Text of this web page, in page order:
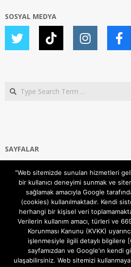
SOSYAL MEDYA
Search
SAYFALAR
Gizlilik ve Çerezler (Cookies) Politikası
Hakkımızda
İletişim Kanalları
MODEM KURULUM
TEKNİK DESTEK
TELEVİZYON SİSTEMLERİ
"Web sitemizde sunulan hizmetleri
bir kullanıcı deneyimi sunmak ve
sağlamak amacıyla Google
(cookies) kullanılmaktadır. Kendi
herhangi bir kişisel veri
Verilerin kullanım amacı, türleri ve
Korunması Kanunu (KVKK)
işlenmesiyle ilgili detaylı bilgilere
sayfamızdan ve Google'ın kendi
ulaşabilirsiniz. Web sitemizi